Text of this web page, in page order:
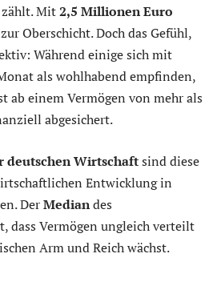
Mit2,5 Millionen Euro
Oberschicht. Doch das Gefühl,
Während einige sich mit
als wohlhabend empfinden,
ab einem Vermögen von mehr als
abgesichert.
deutschen Wirtschaftsind diese
Entwicklung in
DerMediandes
dass Vermögen ungleich verteilt
Arm und Reich wächst.